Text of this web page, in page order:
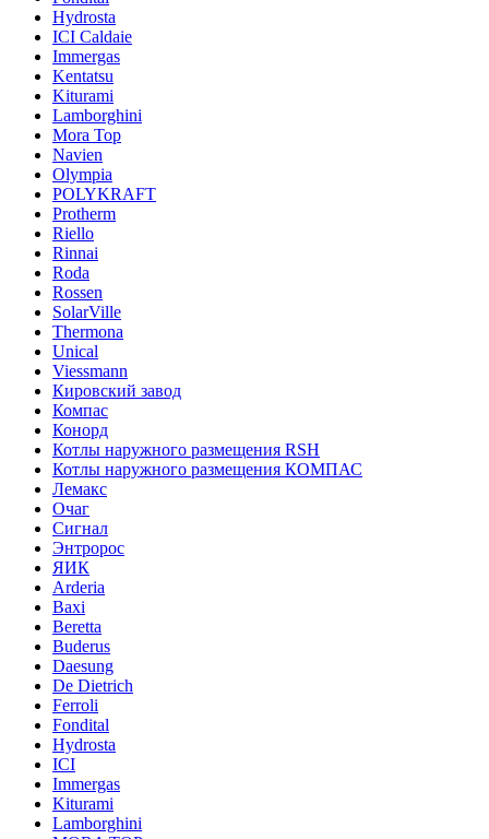
Hydrosta
ICI Caldaie
Immergas
Kentatsu
Kiturami
Lamborghini
Mora Top
Navien
Olympia
POLYKRAFT
Protherm
Riello
Rinnai
Roda
Rossen
SolarVille
Thermona
Unical
Viessmann
Кировский завод
Компас
Конорд
Котлы наружного размещения RSH
Котлы наружного размещения КОМПАС
Лемакс
Очаг
Сигнал
Энтророс
ЯИК
Arderia
Baxi
Beretta
Buderus
Daesung
De Dietrich
Ferroli
Fondital
Hydrosta
ICI
Immergas
Kiturami
Lamborghini